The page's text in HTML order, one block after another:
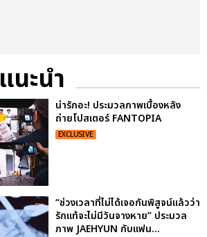
แนะนำ
น่ารักอะ! ประมวลภาพเบื้องหลัง
ถ่ายโปสเตอร์ FANTOPIA
EXCLUSIVE
“ช่วงเวลาที่ไม่ได้เจอกันพิสูจน์แล้วว่า
รักแท้จะไม่มีวันจางหาย” ประมวล
ภาพ JAEHYUN กับแฟน...